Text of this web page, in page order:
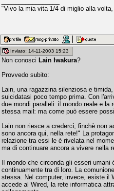
"Vivo la mia vita 1/4 di miglio alla
Inviato: 14-11-2003 15:23
Non conosci Lain Iwakura?
Provvedo subito:
Lain, una ragazzina silenziosa e
suicidatasi poco tempo prima. Con
due mondi paralleli: il mondo reale e la
stessa mail: ma come può essere
Lain non riesce a crederci, finchè non
sono ancora qui, nella rete!" La
relazione tra essi le è rivelata nel
ma di continuare ancora a vivere nella
Il mondo che circonda gli esseri
continuamente tra di loro. La
stessa. Nel computer, invece, esiste il
accede al Wired, la rete informatica